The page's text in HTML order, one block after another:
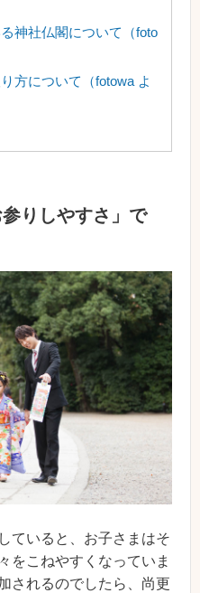
神社仏閣について（foto
方について（fotowa よ
りしやすさ」で
ていると、お子さまはそ
をこねやすくなっていま
されるのでしたら、尚更